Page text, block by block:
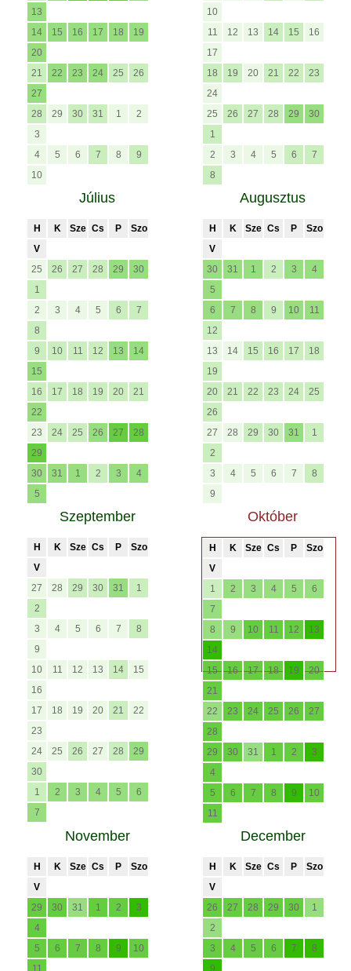
13
14
15 16 17 18
19
20
21
22 23 24 25
26
27
28
29 30 31 1
2
3
4
5 6 7 8
9
10
10
11
12 13 14 15
16
17
18
19 20 21 22
23
24
25
26 27 28 29
30
1
2
3 4 5 6
7
8
Július
H K Sze Cs P
Szo
V
25
26 27 28 29
30
1
2
3 4 5 6
7
8
9
10 11 12 13
14
15
16
17 18 19 20
21
22
23
24 25 26 27
28
29
30
31 1 2 3
4
5
Augusztus
H K Sze Cs P
Szo
V
30
31 1 2 3
4
5
6
7 8 9 10
11
12
13
14 15 16 17
18
19
20
21 22 23 24
25
26
27
28 29 30 31
1
2
3
4 5 6 7
8
9
Szeptember
H K Sze Cs P
Szo
V
27
28 29 30 31
1
2
3
4 5 6 7
8
9
10
11 12 13 14
15
16
17
18 19 20 21
22
23
24
25 26 27 28
29
30
1
2 3 4 5
6
7
Október
H K Sze Cs P
Szo
V
1
2 3 4 5
6
7
8
9 10 11 12
13
14
15
16 17 18 19
20
21
22
23 24 25 26
27
28
29
30 31 1 2
3
4
5
6 7 8 9
10
11
November
H K Sze Cs P
Szo
V
29
30 31 1 2
3
4
5
6 7 8 9
10
11
December
H K Sze Cs P
Szo
V
26
27 28 29 30
1
2
3
4 5 6 7
8
9